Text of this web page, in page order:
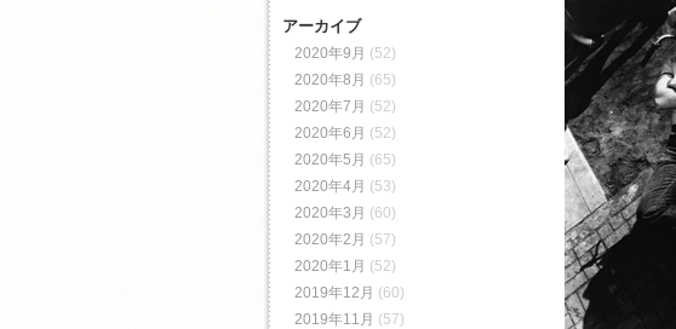
アーカイブ
2020年9月 (52)
2020年8月 (65)
2020年7月 (52)
2020年6月 (52)
2020年5月 (65)
2020年4月 (53)
2020年3月 (60)
2020年2月 (57)
2020年1月 (52)
2019年12月 (60)
2019年11月 (57)